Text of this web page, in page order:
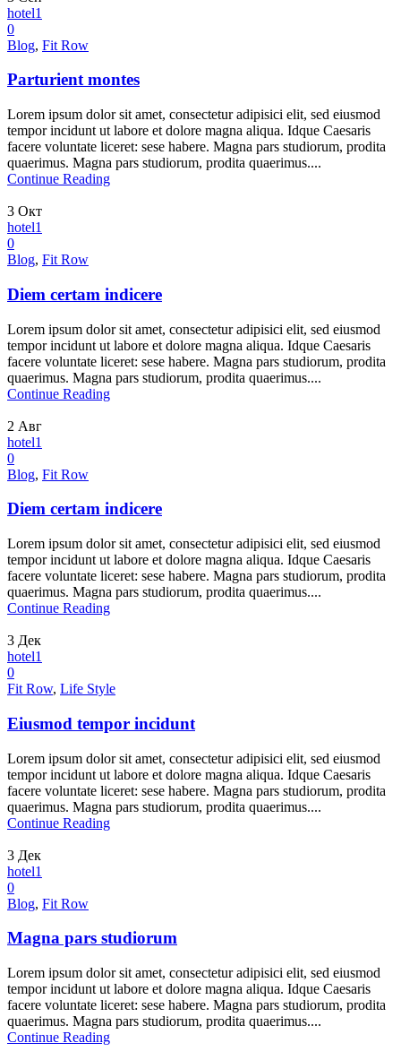
hotel1
0
Blog, Fit Row
Parturient montes
Lorem ipsum dolor sit amet, consectetur adipisici elit, sed eiusmod
tempor incidunt ut labore et dolore magna aliqua. Idque Caesaris
facere voluntate liceret: sese habere. Magna pars studiorum, prodita
quaerimus. Magna pars studiorum, prodita quaerimus....
Continue Reading
3 Окт
hotel1
0
Blog, Fit Row
Diem certam indicere
Lorem ipsum dolor sit amet, consectetur adipisici elit, sed eiusmod
tempor incidunt ut labore et dolore magna aliqua. Idque Caesaris
facere voluntate liceret: sese habere. Magna pars studiorum, prodita
quaerimus. Magna pars studiorum, prodita quaerimus....
Continue Reading
2 Авг
hotel1
0
Blog, Fit Row
Diem certam indicere
Lorem ipsum dolor sit amet, consectetur adipisici elit, sed eiusmod
tempor incidunt ut labore et dolore magna aliqua. Idque Caesaris
facere voluntate liceret: sese habere. Magna pars studiorum, prodita
quaerimus. Magna pars studiorum, prodita quaerimus....
Continue Reading
3 Дек
hotel1
0
Fit Row, Life Style
Eiusmod tempor incidunt
Lorem ipsum dolor sit amet, consectetur adipisici elit, sed eiusmod
tempor incidunt ut labore et dolore magna aliqua. Idque Caesaris
facere voluntate liceret: sese habere. Magna pars studiorum, prodita
quaerimus. Magna pars studiorum, prodita quaerimus....
Continue Reading
3 Дек
hotel1
0
Blog, Fit Row
Magna pars studiorum
Lorem ipsum dolor sit amet, consectetur adipisici elit, sed eiusmod
tempor incidunt ut labore et dolore magna aliqua. Idque Caesaris
facere voluntate liceret: sese habere. Magna pars studiorum, prodita
quaerimus. Magna pars studiorum, prodita quaerimus....
Continue Reading